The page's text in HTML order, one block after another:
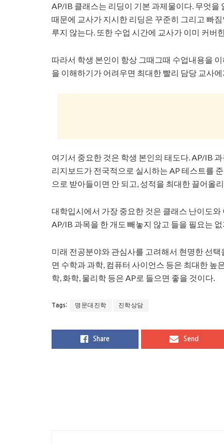
AP/IB 클래스는 리딩이 기본 과제물이다. 무엇
때문에 교사가 지시한 리딩은 꾸준히 그리고 빠
루지 않는다. 또한 수업 시간에 교사가 이미 커버
따라서 학생 본인이 항상 그때그때 수업내용을
을 이해하기가 어려우면 최대한 빨리 담당 교사
여기서 중요한 것은 학생 본인의 태도다. AP/IB
리지보드가 전국적으로 실시하는 AP 테스트를
으로 받아들이면 안 되고, 성적을 최대한 끌어올
대학입시에서 가장 중요한 것은 클래스 난이도
AP/IB 과목을 한 개도 빼놓지 않고 들을 필요는
미래 전공분야와 관심사를 고려해서 현명한 선
면 수학과 과학, 컴퓨터 사이언스 등은 최대한 높
학, 화학, 물리학 등은 AP로 들으면 좋을 것이다.
Tags: 명문대진학 진학상담
Share Send